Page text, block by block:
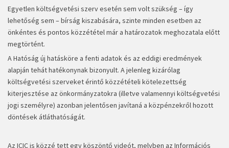
Egyetlen költségvetési szerv esetén sem volt szükség – így
lehetőség sem – bírság kiszabására, szinte minden esetben az
önkéntes és pontos közzététel már a határozatok meghozatala előtt
megtörtént.
A Hatóság új hatásköre a fenti adatok és az eddigi eredmények
alapján tehát hatékonynak bizonyult. A jelenleg kizárólag
költségvetési szerveket érintő közzétételi kötelezettség
kiterjesztése az önkormányzatokra (illetve valamennyi költségvetési
jogi személyre) azonban jelentősen javítaná a közpénzekről hozott
döntések átláthatóságát.
Az ICIC is közzé tett egy köszöntő videót, melyben az Információs